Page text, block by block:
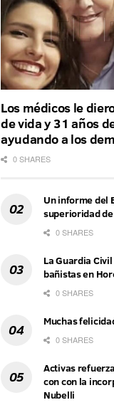
Los médicos le
de vida y 31 años
ayudando a los
0 SHARES
Un informe del
superioridad
0 SHARES
La Guardia
bañistas en
0 SHARES
Muchas
0 SHARES
Activas
con con la
Nubelli